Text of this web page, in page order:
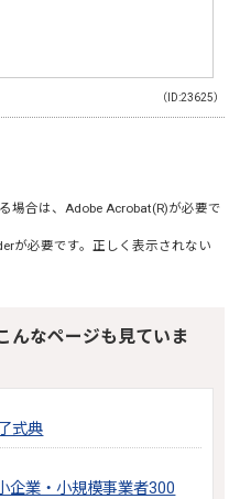
（ID:23625）
場合は、 Adobe Acrobat(R)が必要で
が必要です。正しく表示されない
んなページも見ていま
式典
企業・小規模事業者300